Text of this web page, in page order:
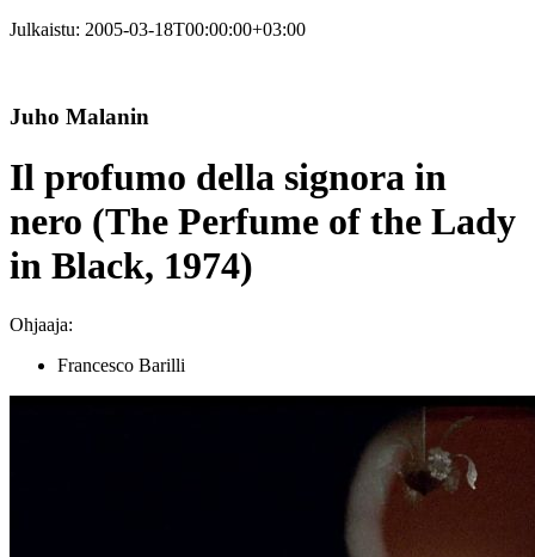
Julkaistu: 2005-03-18T00:00:00+03:00
Juho Malanin
Il profumo della signora in
nero (The Perfume of the Lady
in Black, 1974)
Ohjaaja:
Francesco Barilli